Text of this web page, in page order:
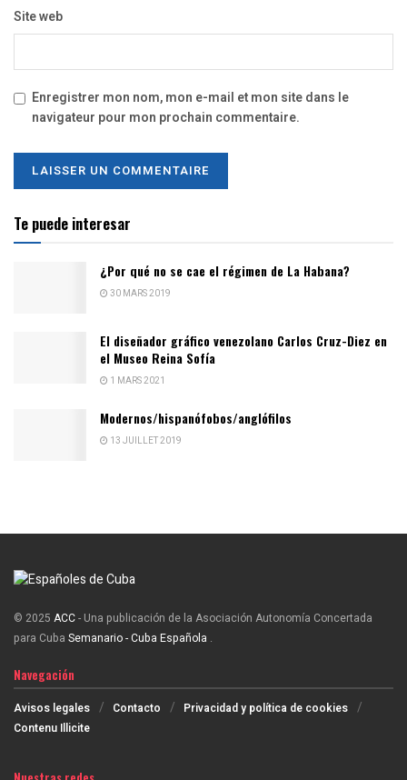
Site web
Enregistrer mon nom, mon e-mail et mon site dans le
navigateur pour mon prochain commentaire.
Te puede interesar
¿Por qué no se cae el régimen de La Habana?
30 MARS 2019
El diseñador gráfico venezolano Carlos Cruz-Diez en
el Museo Reina Sofía
1 MARS 2021
Modernos/hispanófobos/anglófilos
13 JUILLET 2019
© 2025 ACC- Una publicación de la Asociación Autonomía Concertada
para Cuba Semanario - Cuba Española .
Navegación
Avisos legales Contacto
Privacidad y política de cookies
Contenu Illicite